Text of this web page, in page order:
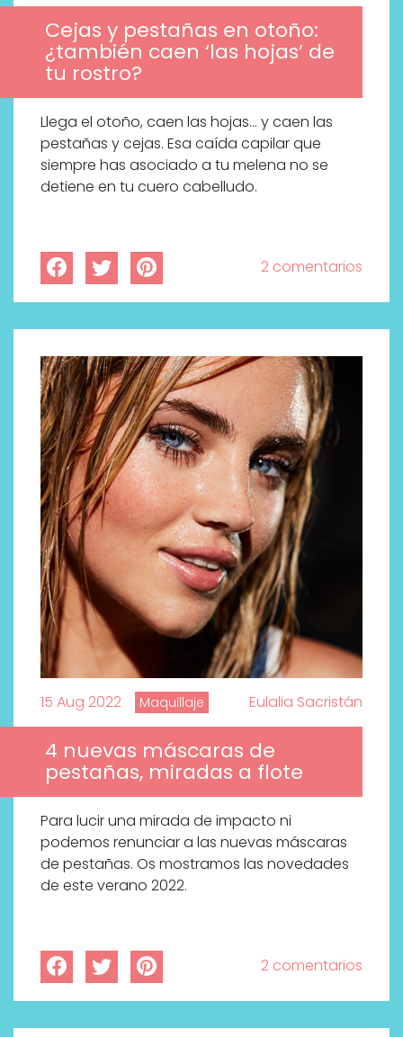
Cejas y pestañas en otoño:
¿también caen ‘las hojas’ de
tu rostro?
Llega el otoño, caen las hojas… y caen las
pestañas y cejas. Esa caída capilar que
siempre has asociado a tu melena no se
detiene en tu cuero cabelludo.
2 comentarios
15 Aug 2022 Maquillaje Eulalia Sacristán
4 nuevas máscaras de
pestañas, miradas a flote
Para lucir una mirada de impacto ni
podemos renunciar a las nuevas máscaras
de pestañas. Os mostramos las novedades
de este verano 2022.
2 comentarios